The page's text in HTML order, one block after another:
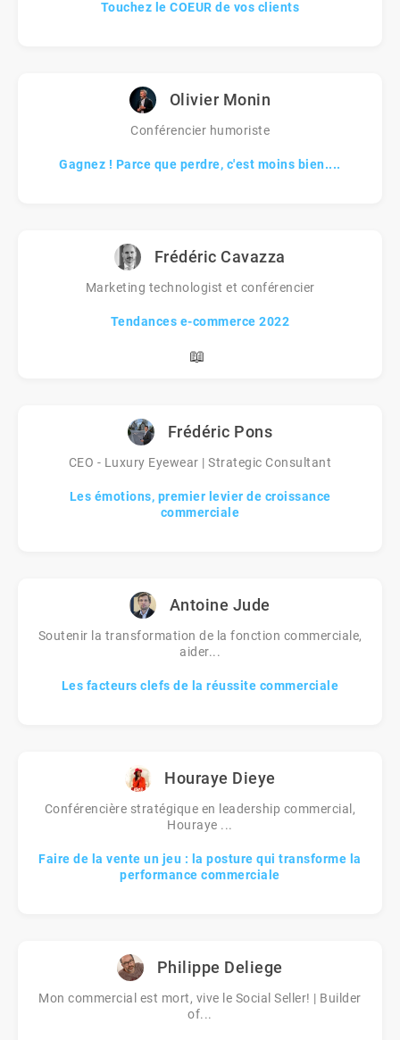
Touchez le COEUR de vos clients
Olivier Monin
Conférencier humoriste
Gagnez ! Parce que perdre, c'est moins bien....
Frédéric Cavazza
Marketing technologist et conférencier
Tendances e-commerce 2022
📖
Frédéric Pons
CEO - Luxury Eyewear | Strategic Consultant
Les émotions, premier levier de croissance
commerciale
Antoine Jude
Soutenir la transformation de la fonction commerciale,
aider...
Les facteurs clefs de la réussite commerciale
Houraye Dieye
Conférencière stratégique en leadership commercial,
Houraye ...
Faire de la vente un jeu : la posture qui transforme la
performance commerciale
Philippe Deliege
Mon commercial est mort, vive le Social Seller! | Builder
of...